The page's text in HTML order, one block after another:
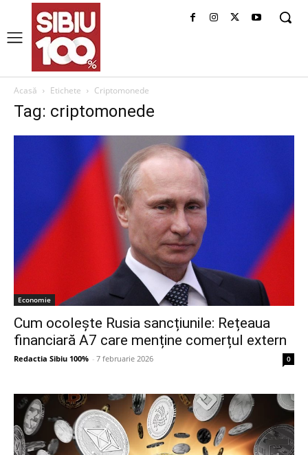
Acasă Etichete Criptomonede
Tag: criptomonede
Economie
Cum ocolește Rusia sancțiunile: Rețeaua
financiară A7 care menține comerțul extern
Redactia Sibiu 100% - 7 februarie 2026 0